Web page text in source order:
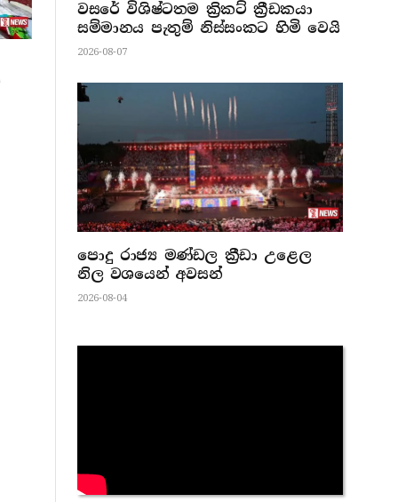
වසරේ විශිෂ්ටතම ක්‍රිකට් ක්‍රීඩකයා
සම්මානය පැතුම් නිස්සංකට හිමි වෙයි
2026-08-07
පොදු රාජ්‍ය මණ්ඩල ක්‍රීඩා උළෙල
නිල වශයෙන් අවසන්
2026-08-04